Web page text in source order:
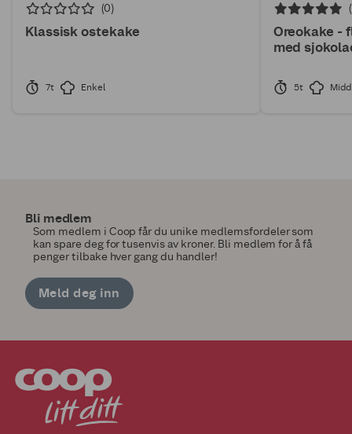
(0)
Klassisk ostekake
7t Enkel
Oreokake -
med
5t
Bli medlem
Som medlem i Coop får du unike medlemsfordeler som
kan spare deg for tusenvis av kroner. Bli medlem for å få
penger tilbake hver gang du handler!
Meld deg inn